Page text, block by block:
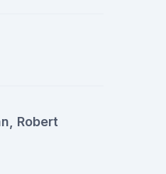
Robert